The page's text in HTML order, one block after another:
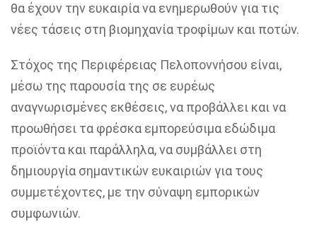
θα έχουν την ευκαιρία να ενημερωθούν για τις
νέες τάσεις στη βιομηχανία τροφίμων και ποτών.
Στόχος της Περιφέρειας Πελοποννήσου είναι,
μέσω της παρουσία της σε ευρέως
αναγνωρισμένες εκθέσεις, να προβάλλει και να
προωθήσει τα φρέσκα εμπορεύσιμα εδώδιμα
προϊόντα και παράλληλα, να συμβάλλει στη
δημιουργία σημαντικών ευκαιριών για τους
συμμετέχοντες, με την σύναψη εμπορικών
συμφωνιών.